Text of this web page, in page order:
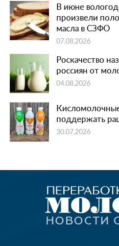
В июне
произвели
масла в СЗФО
07.08.2026
Роскачество
россиян от
04.08.2026
поддержать
30.07.2026